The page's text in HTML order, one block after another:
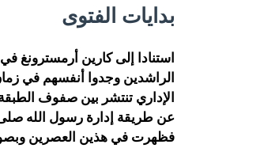
بدايات الفتوى
استنادا إلى كارين أرمسترونغ
الراشدين وجدوا أنفسهم في
الإداري تنتشر بين صفوف
عن طريقة إدارة رسول الله
فظهرت في هذين العصرين وبصورة